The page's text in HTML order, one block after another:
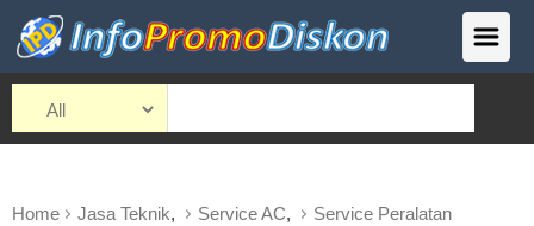
Home Jasa Teknik, Service AC,
Service Peralatan